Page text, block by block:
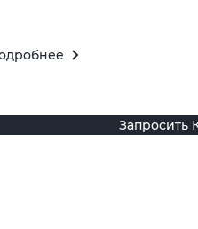
Запросить